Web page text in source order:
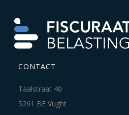
CONTACT
Taalstraat 40
5261 BE Vught